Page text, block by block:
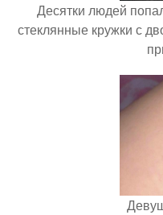
Десятки людей
стеклянные кружки с